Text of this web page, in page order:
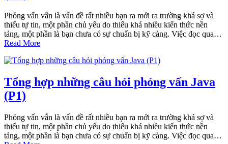
Phỏng vấn vẫn là vấn đề rất nhiều bạn ra mới ra trường khá sợ và
thiếu tự tin, một phần chủ yếu do thiếu khá nhiều kiến thức nền
tảng, một phần là bạn chưa có sự chuẩn bị kỹ càng. Việc đọc qua…
Read More
Tổng hợp những câu hỏi phỏng vấn Java
(P1)
Phỏng vấn vẫn là vấn đề rất nhiều bạn ra mới ra trường khá sợ và
thiếu tự tin, một phần chủ yếu do thiếu khá nhiều kiến thức nền
tảng, một phần là bạn chưa có sự chuẩn bị kỹ càng. Việc đọc qua…